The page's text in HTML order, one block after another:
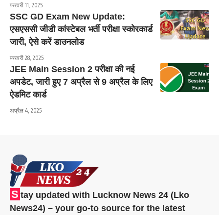
फ़रवरी 11, 2025
SSC GD Exam New Update:
एसएससी जीडी कांस्टेबल भर्ती परीक्षा स्कोरकार्ड
जारी, ऐसे करें डाउनलोड
फ़रवरी 28, 2025
JEE Main Session 2 परीक्षा की नई
अपडेट, जारी हुए 7 अप्रैल से 9 अप्रैल के लिए
ऐडमिट कार्ड
अप्रैल 4, 2025
S tay updated with Lucknow News 24 (Lko
News24) – your go-to source for the latest